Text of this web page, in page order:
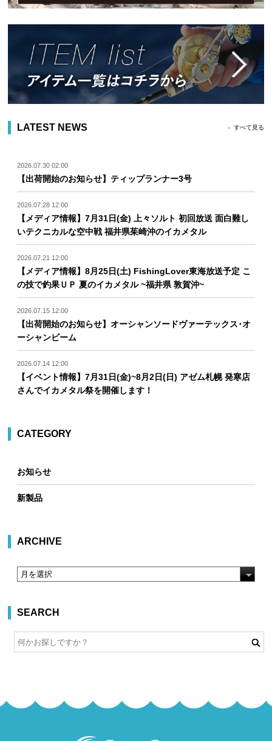
LATEST NEWS すべて見る
2026.07.30 02:00
【出荷開始のお知らせ】ティップランナー3号
2026.07.28 12:00
【メディア情報】7月31日(金) 上々ソルト 初回放送 面白難し
いテクニカルな空中戦 福井県茱崎沖のイカメタル
2026.07.21 12:00
【メディア情報】8月25日(土) FishingLover東海放送予定 こ
の技で釣果ＵＰ 夏のイカメタル ~福井県 敦賀沖~
2026.07.15 12:00
【出荷開始のお知らせ】オーシャンソードヴァーテックス･オ
ーシャンビーム
2026.07.14 12:00
【イベント情報】7月31日(金)~8月2日(日) アゼム札幌 発寒店
さんでイカメタル祭を開催します！
CATEGORY
お知らせ
新製品
ARCHIVE
SEARCH